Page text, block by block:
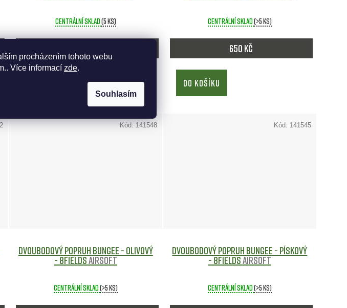
procházením tohoto webu
Více informací zde.
Souhlasím
Centrální sklad(5 ks) Centrální sklad(>5 ks)
650 Kč
DO KOŠÍKU
Dvoubodový Popruh Bungee - Olivový
- 8FieldsAirsoft
Centrální sklad(>5 ks)
Kód: 141548
Dvoubodový Popruh Bungee - Pískový
- 8FieldsAirsoft
Centrální sklad(>5 ks)
Kód: 141545